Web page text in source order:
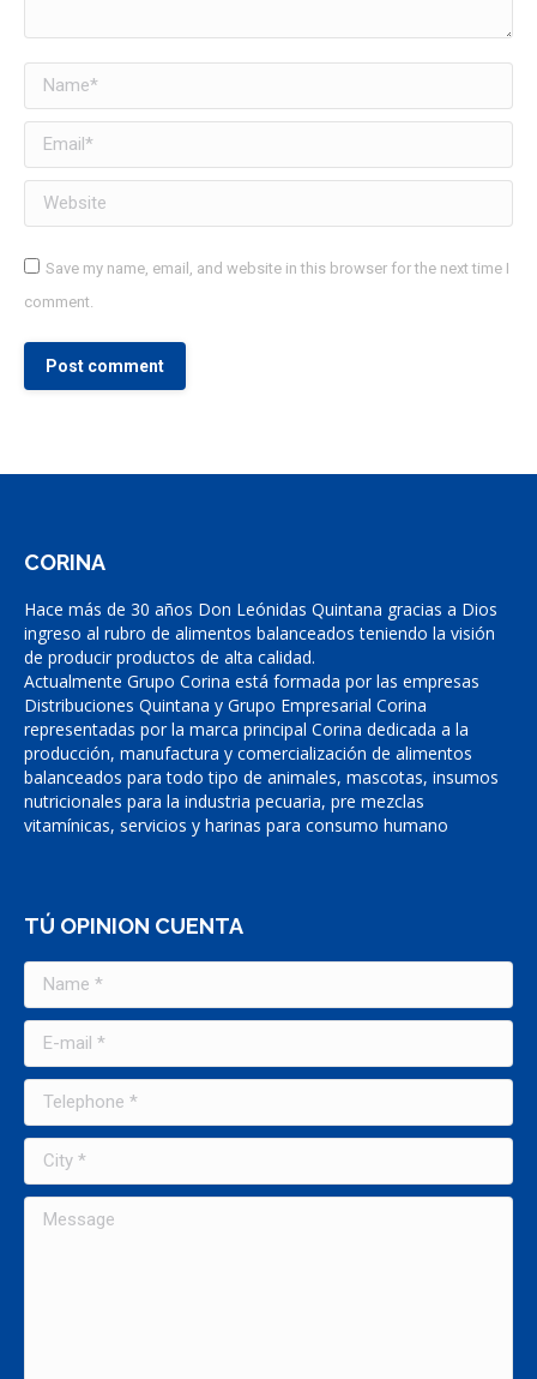
Name *
Email *
Website
Save my name, email, and website in this browser for the next time I
comment.
Post comment
CORINA
Hace más de 30 años Don Leónidas Quintana gracias a Dios
ingreso al rubro de alimentos balanceados teniendo la visión
de producir productos de alta calidad.
Actualmente Grupo Corina está formada por las empresas
Distribuciones Quintana y Grupo Empresarial Corina
representadas por la marca principal Corina dedicada a la
producción, manufactura y comercialización de alimentos
balanceados para todo tipo de animales, mascotas, insumos
nutricionales para la industria pecuaria, pre mezclas
vitamínicas, servicios y harinas para consumo humano
TÚ OPINION CUENTA
Name *
E-mail *
Telephone *
City *
Message